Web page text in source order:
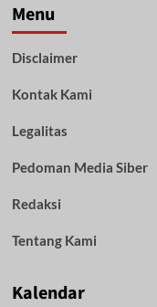
Tekankan
dan
Menu
Disclaimer
Kontak Kami
Legalitas
Pedoman Media Siber
Redaksi
Tentang Kami
Kalendar